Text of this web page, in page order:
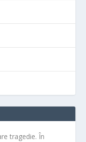
tragedie. În